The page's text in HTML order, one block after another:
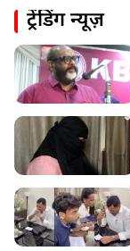
ट्रेंडिंग न्यूज़